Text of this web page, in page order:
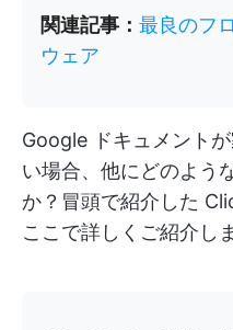
関連記事： 最良のフ
ウェア
Google ドキュメント
い場合、他にどのよう
か？冒頭で紹介した
ここで詳しくご紹介し